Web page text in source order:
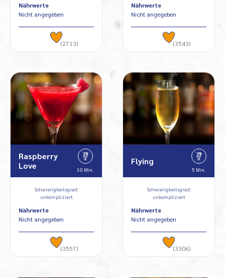
Nährwerte
Nicht angegeben
(2713)
Nährwerte
Nicht angegeben
(3543)
Raspberry
Love
10 Min.
Schwierigkeitsgrad:
unkompliziert
Nährwerte
Nicht angegeben
(3557)
Flying
5 Min.
Schwierigkeitsgrad:
unkompliziert
Nährwerte
Nicht angegeben
(3306)